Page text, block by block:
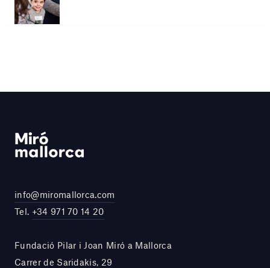
info@miromallorca.com
Tel. +34 971 70 14 20
Fundació Pilar i Joan Miró a Mallorca
Carrer de Saridakis, 29